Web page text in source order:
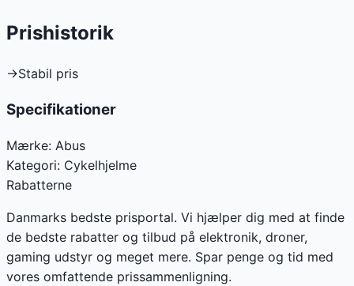
Prishistorik
→Stabil pris
Specifikationer
Mærke: Abus
Kategori: Cykelhjelme
Rabatterne
Danmarks bedste prisportal. Vi hjælper dig med at finde
de bedste rabatter og tilbud på elektronik, droner,
gaming udstyr og meget mere. Spar penge og tid med
vores omfattende prissammenligning.